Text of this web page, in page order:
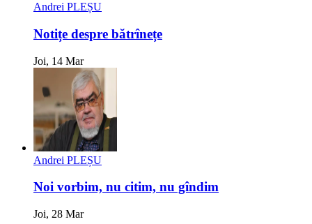
Andrei PLEȘU
Notițe despre bătrînețe
Joi, 14 Mar
Andrei PLEȘU
Noi vorbim, nu citim, nu gîndim
Joi, 28 Mar